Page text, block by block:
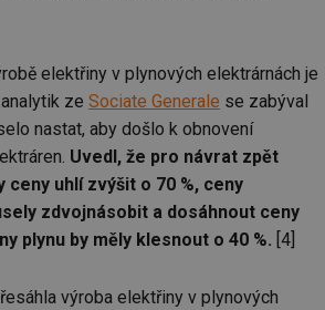
elektřiny v plynových elektrárnách je
ze Sociate Generale se zabýval
nastat, aby došlo k obnovení
Uvedl, že pro návrat zpět
ceny uhlí zvýšit o 70 %, ceny
zdvojnásobit a dosáhnout ceny
plynu by měly klesnout o 40 %. [4]
výroba elektřiny v plynových